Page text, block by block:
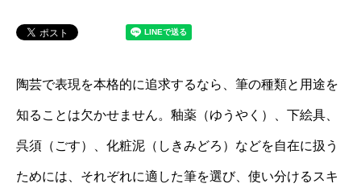
陶芸で表現を本格的に追求するなら、筆の種類と用途を
知ることは欠かせません。釉薬（ゆうやく）、下絵具、
呉須（ごす）、化粧泥（しきみどろ）などを自在に扱う
ためには、それぞれに適した筆を選び、使い分けるスキ